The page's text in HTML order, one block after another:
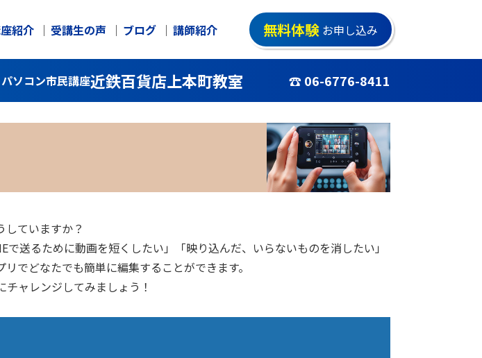
紹介 受講生の声 ブログ 講師紹介 無料体験 お申し込み
ソコン市民講座近鉄百貨店上本町教室 ☎ 06-6776-8411
ていますか？
送るために動画を短くしたい」「映り込んだ、いらないものを消したい」
でどなたでも簡単に編集することができます。
ャレンジしてみましょう！